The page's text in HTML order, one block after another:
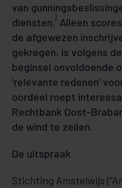
van
diensten.1 Alleen
de afgewezen
gekregen, is volgens
beginsel onvoldoende
‘relevante redenen’
oordeel roept
Rechtbank Oost-
de wind te zeilen.
De uitspraak
Stichting Amstelwijs